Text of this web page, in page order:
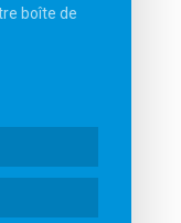
boîte de